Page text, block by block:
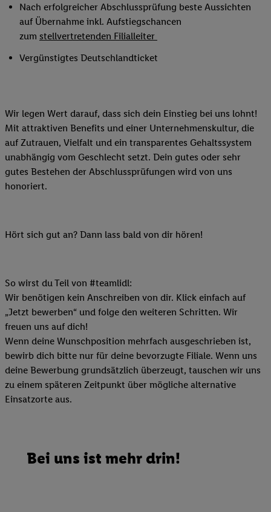
Nach erfolgreicher Abschlussprüfung beste Aussichten
auf Übernahme inkl. Aufstiegschancen
zum stellvertretenden Filialleiter
Vergünstigtes Deutschlandticket
Wir legen Wert darauf, dass sich dein Einstieg bei uns lohnt!
Mit attraktiven Benefits und einer Unternehmenskultur, die
auf Zutrauen, Vielfalt und ein transparentes Gehaltssystem
unabhängig vom Geschlecht setzt. Dein gutes oder sehr
gutes Bestehen der Abschlussprüfungen wird von uns
honoriert.
Hört sich gut an? Dann lass bald von dir hören!
So wirst du Teil von #teamlidl:
Wir benötigen kein Anschreiben von dir. Klick einfach auf
„Jetzt bewerben“ und folge den weiteren Schritten. Wir
freuen uns auf dich!
Wenn deine Wunschposition mehrfach ausgeschrieben ist,
bewirb dich bitte nur für deine bevorzugte Filiale. Wenn uns
deine Bewerbung grundsätzlich überzeugt, tauschen wir uns
zu einem späteren Zeitpunkt über mögliche alternative
Einsatzorte aus.
Bei uns ist mehr drin!